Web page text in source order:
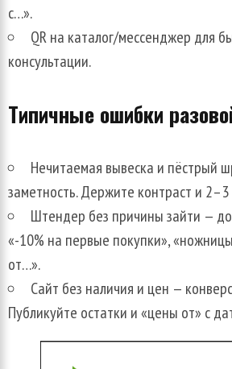
с…».
QR на каталог/мессенджер для
консультации.
Типичные ошибки
Нечитаемая вывеска и пёстрый
заметность. Держите контраст и 2–3
Штендер без причины зайти —
«-10% на первые покупки»,
от…».
Сайт без наличия и цен —
Публикуйте остатки и «цены от» с